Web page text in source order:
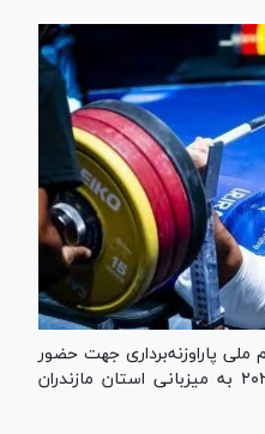
پاراوزنه‌برداری جهت حضور
در بازی‌های پاراآسیایی ناگویا ۲۰۲۶ به میزبانی استان مازندران